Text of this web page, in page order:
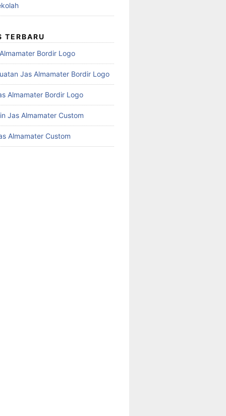
TERBARU
Bordir Logo
Jas Almamater Bordir Logo
Almamater Bordir Logo
Jas Almamater Custom
Almamater Custom